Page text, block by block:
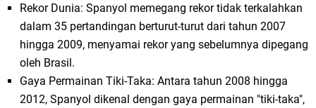
Rekor Dunia: Spanyol memegang rekor tidak terkalahkan
dalam 35 pertandingan berturut-turut dari tahun 2007
hingga 2009, menyamai rekor yang sebelumnya dipegang
oleh Brasil.
Gaya Permainan Tiki-Taka: Antara tahun 2008 hingga
2012, Spanyol dikenal dengan gaya permainan "tiki-taka",